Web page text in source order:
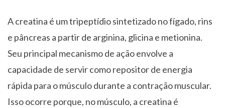
A creatina é um tripeptídio sintetizado no fígado, rins
e pâncreas a partir de arginina, glicina e metionina.
Seu principal mecanismo de ação envolve a
capacidade de servir como repositor de energia
rápida para o músculo durante a contração muscular.
Isso ocorre porque, no músculo, a creatina é